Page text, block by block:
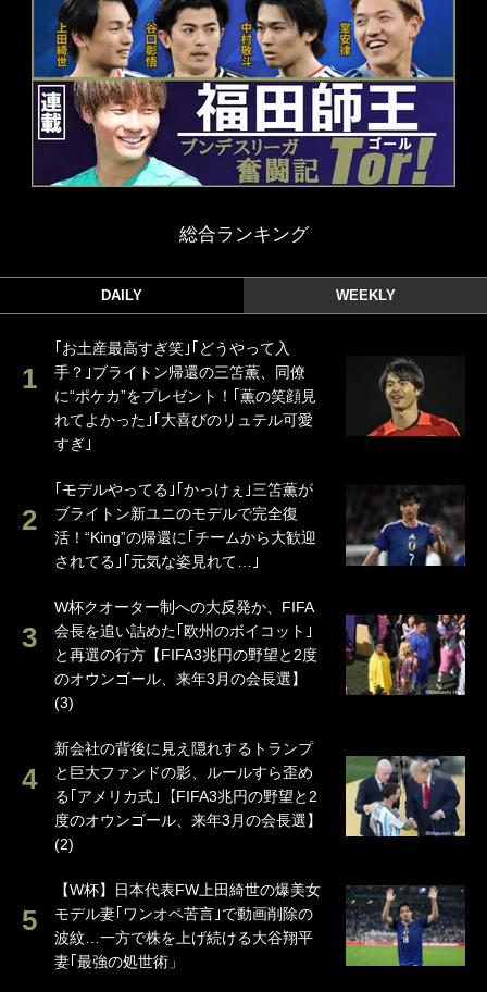
総合ランキング
DAILY WEEKLY
｢お土産最高すぎ笑｣｢どうやって入
手？｣ブライトン帰還の三笘薫、同僚
に“ポケカ”をプレゼント！｢薫の笑顔見
れてよかった｣｢大喜びのリュテル可愛
すぎ｣
｢モデルやってる｣｢かっけぇ｣三笘薫が
ブライトン新ユニのモデルで完全復
活！“King”の帰還に｢チームから大歓迎
されてる｣｢元気な姿見れて…｣
W杯クオーター制への大反発か、FIFA
会長を追い詰めた｢欧州のボイコット｣
と再選の行方【FIFA3兆円の野望と2度
のオウンゴール、来年3月の会長選】
(3)
新会社の背後に見え隠れするトランプ
と巨大ファンドの影、ルールすら歪め
る｢アメリカ式｣【FIFA3兆円の野望と2
度のオウンゴール、来年3月の会長選】
(2)
【W杯】日本代表FW上田綺世の爆美女
モデル妻｢ワンオペ苦言｣で動画削除の
波紋…一方で株を上げ続ける大谷翔平
妻｢最強の処世術」